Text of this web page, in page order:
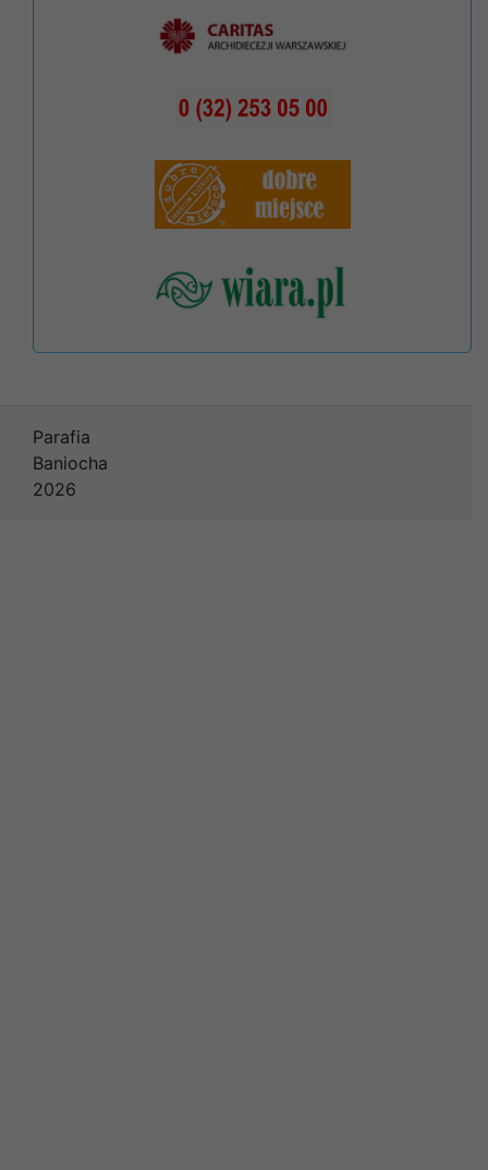
Parafia
Baniocha
2026